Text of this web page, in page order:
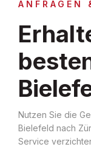
ANFRAGEN
Nutzen Sie die
Bielefeld nach
Service